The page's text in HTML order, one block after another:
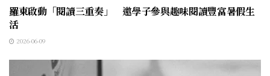
羅東啟動「閱讀三重奏」 邀學子參與趣味閱讀豐富暑假生
活
2026-06-09